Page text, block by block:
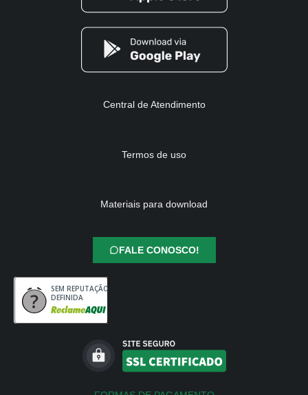
Central de Atendimento
Termos de uso
Materiais para download
FALE CONOSCO!
SEM REPUTAÇÃO
DEFINIDA